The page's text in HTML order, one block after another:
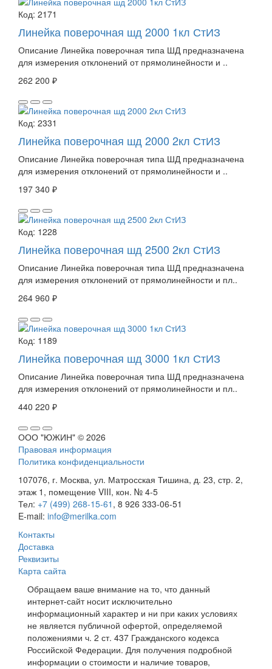
Код: 2171
Линейка поверочная шд 2000 1кл СтИЗ
Описание Линейка поверочная типа ШД предназначена
для измерения отклонений от прямолинейности и ..
262 200 ₽
Код: 2331
Линейка поверочная шд 2000 2кл СтИЗ
Описание Линейка поверочная типа ШД предназначена
для измерения отклонений от прямолинейности и ..
197 340 ₽
Код: 1228
Линейка поверочная шд 2500 2кл СтИЗ
Описание Линейка поверочная типа ШД предназначена
для измерения отклонений от прямолинейности и пл..
264 960 ₽
Код: 1189
Линейка поверочная шд 3000 1кл СтИЗ
Описание Линейка поверочная типа ШД предназначена
для измерения отклонений от прямолинейности и пл..
440 220 ₽
ООО "ЮЖИН" © 2026
Правовая информация
Политика конфиденциальности
107076, г. Москва, ул. Матросская Тишина, д. 23, стр. 2,
этаж 1, помещение VIII, кон. № 4-5
Тел: +7 (499) 268-15-61 , 8 926 333-06-51
E-mail: info@merilka.com
Контакты
Доставка
Реквизиты
Карта сайта
Обращаем ваше внимание на то, что данный
интернет-сайт носит исключительно
информационный характер и ни при каких условиях
не является публичной офертой, определяемой
положениями ч. 2 ст. 437 Гражданского кодекса
Российской Федерации. Для получения подробной
информации о стоимости и наличие товаров,